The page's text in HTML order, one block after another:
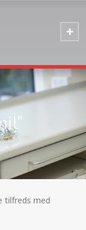
tilfreds med